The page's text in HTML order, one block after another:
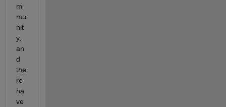
m
mu
nit
y,
an
d
the
re
ha
ve